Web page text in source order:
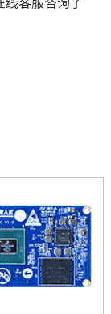
线客服咨询了